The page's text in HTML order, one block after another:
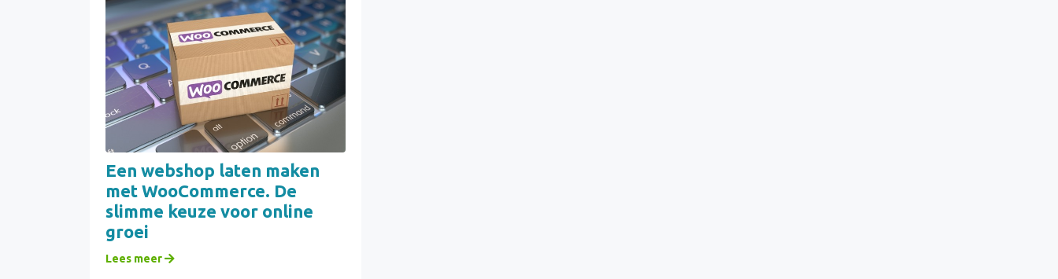
Een webshop laten maken
met WooCommerce. De
slimme keuze voor online
groei
Lees meer